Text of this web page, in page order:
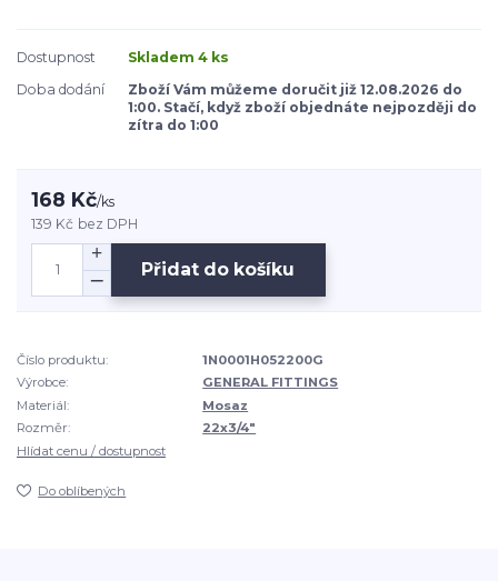
Dostupnost
Skladem 4 ks
Doba dodání
Zboží Vám můžeme doručit již 12.08.2026 do
1:00. Stačí, když zboží objednáte nejpozději do
zítra do 1:00
168 Kč/ks
139 Kč bez DPH
Přidat do košíku
Číslo produktu:
1N0001H052200G
Výrobce:
GENERAL FITTINGS
Materiál:
Mosaz
Rozměr:
22x3/4"
Hlídat cenu / dostupnost
Do oblíbených